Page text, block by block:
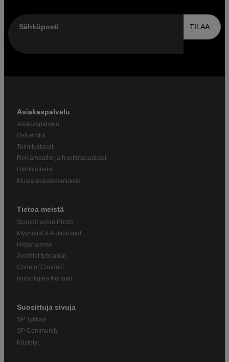
Sähköposti TILAA
Asiakaspalvelu
Asiakaspalvelu
Ostoehdot
Toimitustavat
Reklamaatiot ja huoltotapaukset
Henkilötiedot
Muuta evästeasetuksia
Tietoa meistä
Scandinavian Photo
Myymälät & Aukioloajat
Historiamme
Avoimet työpaikat
Code of Conduct
Ilmiantajien Portaali
Suosittuja sivuja
SP Tykkää
SP Community
Käytetyt